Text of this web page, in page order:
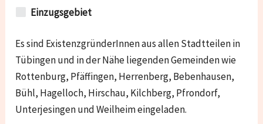
Einzugsgebiet
Es sind ExistenzgründerInnen aus allen Stadtteilen in
Tübingen und in der Nähe liegenden Gemeinden wie
Rottenburg, Pfäffingen, Herrenberg, Bebenhausen,
Bühl, Hagelloch, Hirschau, Kilchberg, Pfrondorf,
Unterjesingen und Weilheimeingeladen.